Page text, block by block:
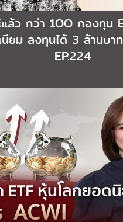
แล้ว กว่า 1OO กองทุน
นียม ลงทุนได้ 3 ล้านบ
EP.224